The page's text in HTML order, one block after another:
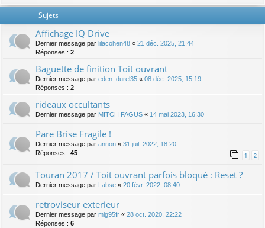
Sujets
Affichage IQ Drive
Dernier message par lilacohen48 « 21 déc. 2025, 21:44
Réponses : 2
Baguette de finition Toit ouvrant
Dernier message par eden_durel35 « 08 déc. 2025, 15:19
Réponses : 2
rideaux occultants
Dernier message par MITCH FAGUS « 14 mai 2023, 16:30
Pare Brise Fragile !
Dernier message par annon « 31 juil. 2022, 18:20
Réponses : 45 1 2
Touran 2017 / Toit ouvrant parfois bloqué : Reset ?
Dernier message par Labse « 20 févr. 2022, 08:40
retroviseur exterieur
Dernier message par mig95fr « 28 oct. 2020, 22:22
Réponses : 6